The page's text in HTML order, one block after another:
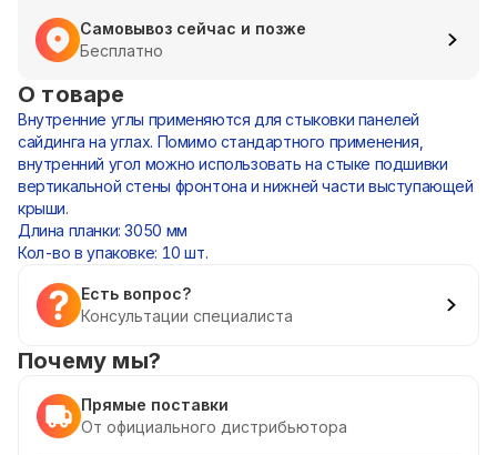
Самовывоз сейчас и позже
Бесплатно
О товаре
Внутренние углы применяются для стыковки панелей
сайдинга на углах. Помимо стандартного применения,
внутренний угол можно использовать на стыке подшивки
вертикальной стены фронтона и нижней части выступающей
крыши.
Длина планки: 3050 мм
Кол-во в упаковке: 10 шт.
Есть вопрос?
Консультации специалиста
Почему мы?
Прямые поставки
От официального дистрибьютора